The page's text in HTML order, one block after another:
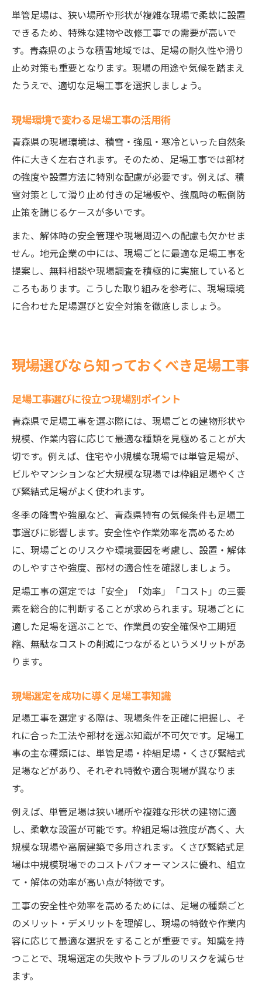
単管足場は、狭い場所や形状が複雑な現場で柔軟に設置
できるため、特殊な建物や改修工事での需要が高いで
す。青森県のような積雪地域では、足場の耐久性や滑り
止め対策も重要となります。現場の用途や気候を踏まえ
たうえで、適切な足場工事を選択しましょう。
現場環境で変わる足場工事の活用術
青森県の現場環境は、積雪・強風・寒冷といった自然条
件に大きく左右されます。そのため、足場工事では部材
の強度や設置方法に特別な配慮が必要です。例えば、積
雪対策として滑り止め付きの足場板や、強風時の転倒防
止策を講じるケースが多いです。
また、解体時の安全管理や現場周辺への配慮も欠かせま
せん。地元企業の中には、現場ごとに最適な足場工事を
提案し、無料相談や現場調査を積極的に実施していると
ころもあります。こうした取り組みを参考に、現場環境
に合わせた足場選びと安全対策を徹底しましょう。
現場選びなら知っておくべき足場工事
足場工事選びに役立つ現場別ポイント
青森県で足場工事を選ぶ際には、現場ごとの建物形状や
規模、作業内容に応じて最適な種類を見極めることが大
切です。例えば、住宅や小規模な現場では単管足場が、
ビルやマンションなど大規模な現場では枠組足場やくさ
び緊結式足場がよく使われます。
冬季の降雪や強風など、青森県特有の気候条件も足場工
事選びに影響します。安全性や作業効率を高めるため
に、現場ごとのリスクや環境要因を考慮し、設置・解体
のしやすさや強度、部材の適合性を確認しましょう。
足場工事の選定では「安全」「効率」「コスト」の三要
素を総合的に判断することが求められます。現場ごとに
適した足場を選ぶことで、作業員の安全確保や工期短
縮、無駄なコストの削減につながるというメリットがあ
ります。
現場選定を成功に導く足場工事知識
足場工事を選定する際は、現場条件を正確に把握し、そ
れに合った工法や部材を選ぶ知識が不可欠です。足場工
事の主な種類には、単管足場・枠組足場・くさび緊結式
足場などがあり、それぞれ特徴や適合現場が異なりま
す。
例えば、単管足場は狭い場所や複雑な形状の建物に適
し、柔軟な設置が可能です。枠組足場は強度が高く、大
規模な現場や高層建築で多用されます。くさび緊結式足
場は中規模現場でのコストパフォーマンスに優れ、組立
て・解体の効率が高い点が特徴です。
工事の安全性や効率を高めるためには、足場の種類ごと
のメリット・デメリットを理解し、現場の特徴や作業内
容に応じて最適な選択をすることが重要です。知識を持
つことで、現場選定の失敗やトラブルのリスクを減らせ
ます。